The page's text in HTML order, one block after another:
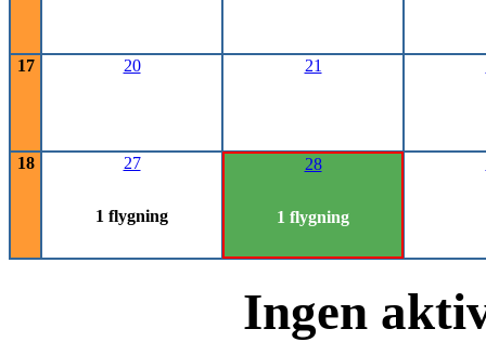
17 20 21
18 27
1 flygning
28
1 flygning
Ingen